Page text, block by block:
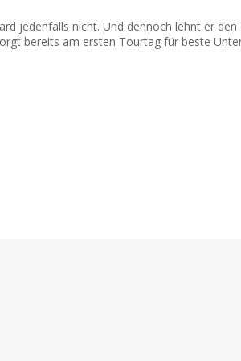
jedenfalls nicht. Und dennoch lehnt er
bereits am ersten Tourtag für beste